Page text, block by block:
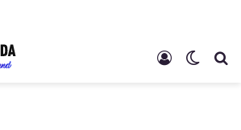
Connexion